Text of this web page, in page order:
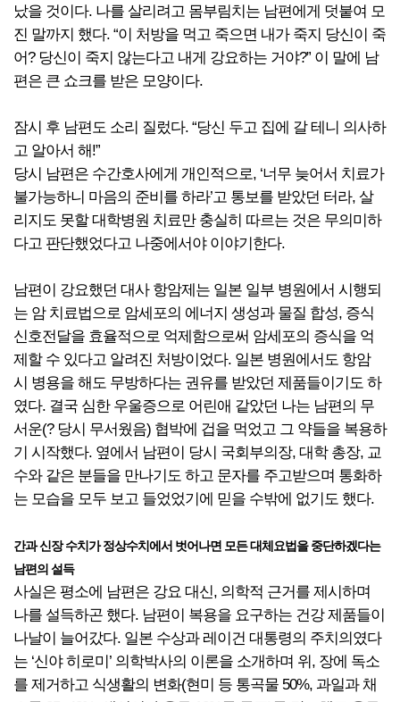
났을 것이다. 나를 살리려고 몸부림치는 남편에게 덧붙여 모
진 말까지 했다. “이 처방을 먹고 죽으면 내가 죽지 당신이 죽
어? 당신이 죽지 않는다고 내게 강요하는 거야?” 이 말에 남
편은 큰 쇼크를 받은 모양이다.
잠시 후 남편도 소리 질렀다. “당신 두고 집에 갈 테니 의사하
고 알아서 해!”
당시 남편은 수간호사에게 개인적으로, ‘너무 늦어서 치료가
불가능하니 마음의 준비를 하라’고 통보를 받았던 터라, 살
리지도 못할 대학병원 치료만 충실히 따르는 것은 무의미하
다고 판단했었다고 나중에서야 이야기한다.
남편이 강요했던 대사 항암제는 일본 일부 병원에서 시행되
는 암 치료법으로 암세포의 에너지 생성과 물질 합성, 증식
신호전달을 효율적으로 억제함으로써 암세포의 증식을 억
제할 수 있다고 알려진 처방이었다. 일본 병원에서도 항암
시 병용을 해도 무방하다는 권유를 받았던 제품들이기도 하
였다. 결국 심한 우울증으로 어린애 같았던 나는 남편의 무
서운(? 당시 무서웠음) 협박에 겁을 먹었고 그 약들을 복용하
기 시작했다. 옆에서 남편이 당시 국회부의장, 대학 총장, 교
수와 같은 분들을 만나기도 하고 문자를 주고받으며 통화하
는 모습을 모두 보고 들었었기에 믿을 수밖에 없기도 했다.
간과 신장 수치가 정상수치에서 벗어나면 모든 대체요법을 중단하겠다는
남편의 설득
사실은 평소에 남편은 강요 대신, 의학적 근거를 제시하며
나를 설득하곤 했다. 남편이 복용을 요구하는 건강 제품들이
나날이 늘어갔다. 일본 수상과 레이건 대통령의 주치의였다
는 ‘신야 히로미’ 의학박사의 이론을 소개하며 위, 장에 독소
를 제거하고 식생활의 변화(현미 등 통곡물 50%, 과일과 채